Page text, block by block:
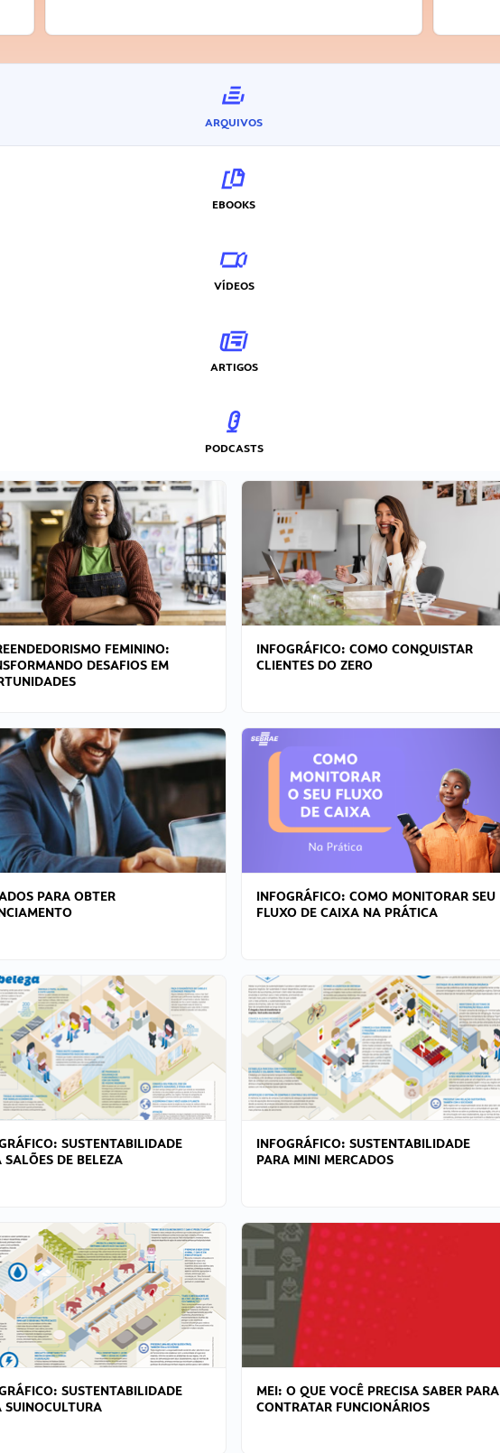
ARQUIVOS
EBOOKS
VÍDEOS
ARTIGOS
PODCASTS
FEMININO:
DESAFIOS EM
INFOGRÁFICO: COMO CONQUISTAR
CLIENTES DO ZERO
PARA OBTER
INFOGRÁFICO: COMO MONITORAR SEU
FLUXO DE CAIXA NA PRÁTICA
SUSTENTABILIDADE
SALÕES DE BELEZA
INFOGRÁFICO: SUSTENTABILIDADE
PARA MINI MERCADOS
SUSTENTABILIDADE
SUINOCULTURA
MEI: O QUE VOCÊ PRECISA SABER PARA
CONTRATAR FUNCIONÁRIOS